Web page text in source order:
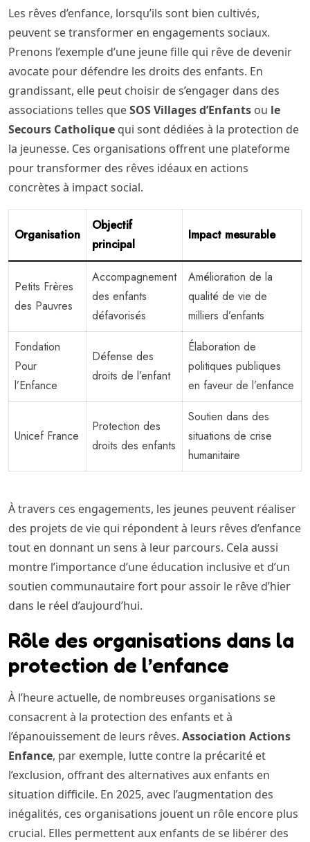
Les rêves d’enfance, lorsqu’ils sont bien cultivés,
peuvent se transformer en engagements sociaux.
Prenons l’exemple d’une jeune fille qui rêve de devenir
avocate pour défendre les droits des enfants. En
grandissant, elle peut choisir de s’engager dans des
associations telles queSOS Villages d’Enfants ou le
Secours Catholique qui sont dédiées à la protection de
la jeunesse. Ces organisations offrent une plateforme
pour transformer des rêves idéaux en actions
concrètes à impact social.
Organisation
Objectif
principal
Impact mesurable
Petits Frères
des Pauvres
Accompagnement
des enfants
défavorisés
Amélioration de la
qualité de vie de
milliers d’enfants
Fondation
Pour
l’Enfance
Défense des
droits de l’enfant
Élaboration de
politiques publiques
en faveur de l’enfance
Unicef France
Protection des
droits des enfants
Soutien dans des
situations de crise
humanitaire
À travers ces engagements, les jeunes peuvent réaliser
des projets de vie qui répondent à leurs rêves d’enfance
tout en donnant un sens à leur parcours. Cela aussi
montre l’importance d’une éducation inclusive et d’un
soutien communautaire fort pour assoir le rêve d’hier
dans le réel d’aujourd’hui.
Rôle des organisations dans la
protection de l’enfance
À l’heure actuelle, de nombreuses organisations se
consacrent à la protection des enfants et à
l’épanouissement de leurs rêves. Association Actions
Enfance, par exemple, lutte contre la précarité et
l’exclusion, offrant des alternatives aux enfants en
situation difficile. En 2025, avec l’augmentation des
inégalités, ces organisations jouent un rôle encore plus
crucial. Elles permettent aux enfants de se libérer des